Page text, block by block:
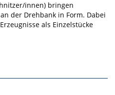
innen) bringen
der Drehbank in Form. Dabei
als Einzelstücke